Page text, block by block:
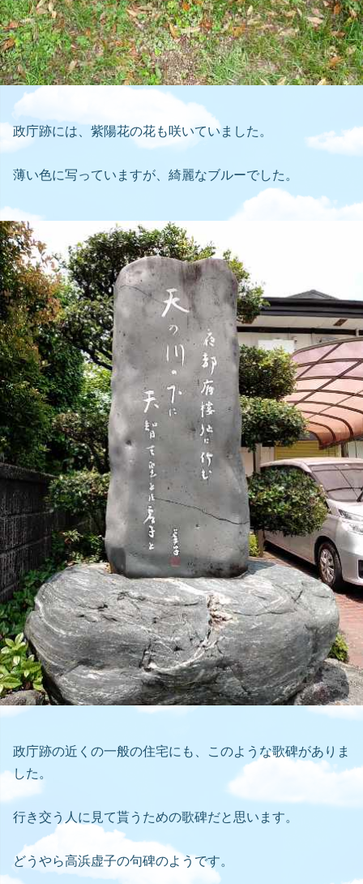
政庁跡には、紫陽花の花も咲いていました。
薄い色に写っていますが、綺麗なブルーでした。
政庁跡の近くの一般の住宅にも、このような歌碑がありま
した。
行き交う人に見て貰うための歌碑だと思います。
どうやら高浜虚子の句碑のようです。